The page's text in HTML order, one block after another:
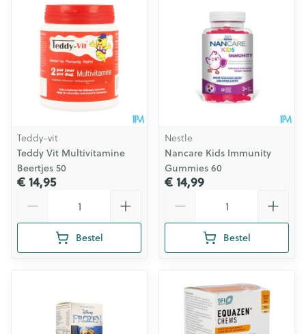
Teddy-vit
Teddy Vit Multivitamine
Beertjes 50
€ 14,95
Bestel
Nestle
Nancare Kids Immunity
Gummies 60
€ 14,99
Bestel